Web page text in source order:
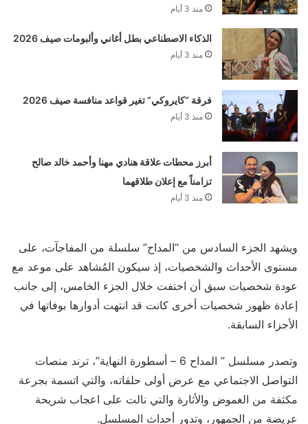
منذ 3 أيام
الذكاء الاصطناعي بطل أغاني وألبومات صيف 2026
منذ 3 أيام
فرقة “كايروكي” تغير قواعد منافسة صيف 2026
منذ 3 أيام
أبرز محطات علاقة هنادي مهنا وأحمد خالد صالح
تزامناً مع إعلان طلاقهما
منذ 3 أيام
ويشهد الجزء السادس من “المداح” سلسلة من المفاجآت، على
مستوى الأحداث والشخصيات، إذ سيكون المُشاهد على موعد مع
عودة شخصيات سبق أن اختفت خلال الجزء الخامس، إلى جانب
إعادة ظهور شخصيات أخرى كانت قد انتهت أدوارها بوفاتها في
الأجزاء السابقة.
وتصدر مسلسل ” المداح 6 – أسطورة النهاية”، ترند منصات
التواصل الاجتماعي مع عرض أولى حلقاته، والتي اتسمة بجرعة
مكثفة من الغموض والأثارة والتي نالت على اعجاب شريحة
عريضة من الجمهور، وتدور أحداث المسلسل.